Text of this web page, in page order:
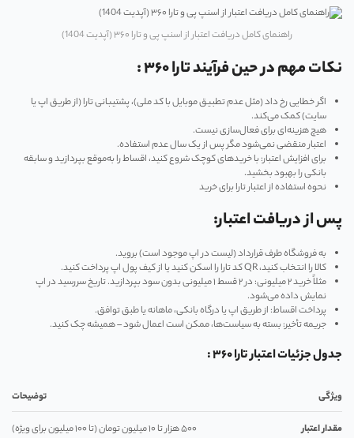
راهنمای کامل دریافت اعتبار از اسنپ پی و تارا ۳۶۰ (آپدیت 1404)
نکات مهم در حین فرآیند تارا ۳۶۰ :
اگر خطایی رخ داد (مثل عدم تطبیق موبایل با کد ملی)، پشتیبانی تارا (از طریق اپ یا
سایت) کمک می‌کند.
هیچ هزینه‌ای برای فعال‌سازی نیست.
اعتبار منقضی نمی‌شود مگر پس از یک سال عدم استفاده.
برای افزایش اعتبار: با خریدهای کوچک شروع کنید، اقساط را به‌موقع بپردازید و سابقه
بانکی را بهبود بخشید.
نحوه استفاده از اعتبار تارا برای خرید
پس از دریافت اعتبار:
به فروشگاه طرف قرارداد (لیست در اپ موجود است) بروید.
کالا را انتخاب کنید، QR کد تارا را اسکن کنید یا از کیف پول اپ پرداخت کنید.
مثلاً خرید ۲ میلیونی: در ۲ قسط ۱ میلیونی بدون سود بپردازید. تاریخ سررسید در اپ
نمایش داده می‌شود.
پرداخت اقساط: از طریق اپ یا درگاه بانکی، ماهانه یا طبق توافق.
جریمه تأخیر: بسته به سیاست‌ها، ممکن است اعمال شود – همیشه چک کنید.
جدول جزئیات اعتبار تارا ۳۶۰ :
ویژگی توضیحات
مقدار اعتبار ۵۰۰ هزار تا ۱۰ میلیون تومان (تا ۱۰۰ میلیون برای ویژه)